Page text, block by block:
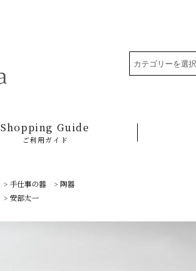
Shopping Guide
ご利用ガイド
> 手仕事の器 > 陶器
> 安部太一